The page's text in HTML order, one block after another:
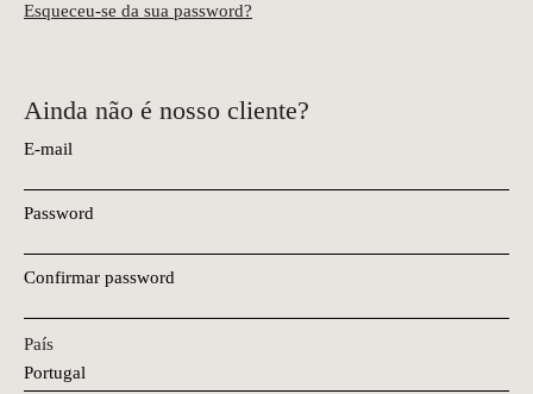
Esqueceu-se da sua password?
Ainda não é nosso cliente?
E-mail
Password
Confirmar password
País